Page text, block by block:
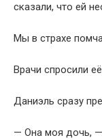
сказали, что ей
Мы в страхе
Врачи спросили
Даниэль сразу
— Она моя дочь,